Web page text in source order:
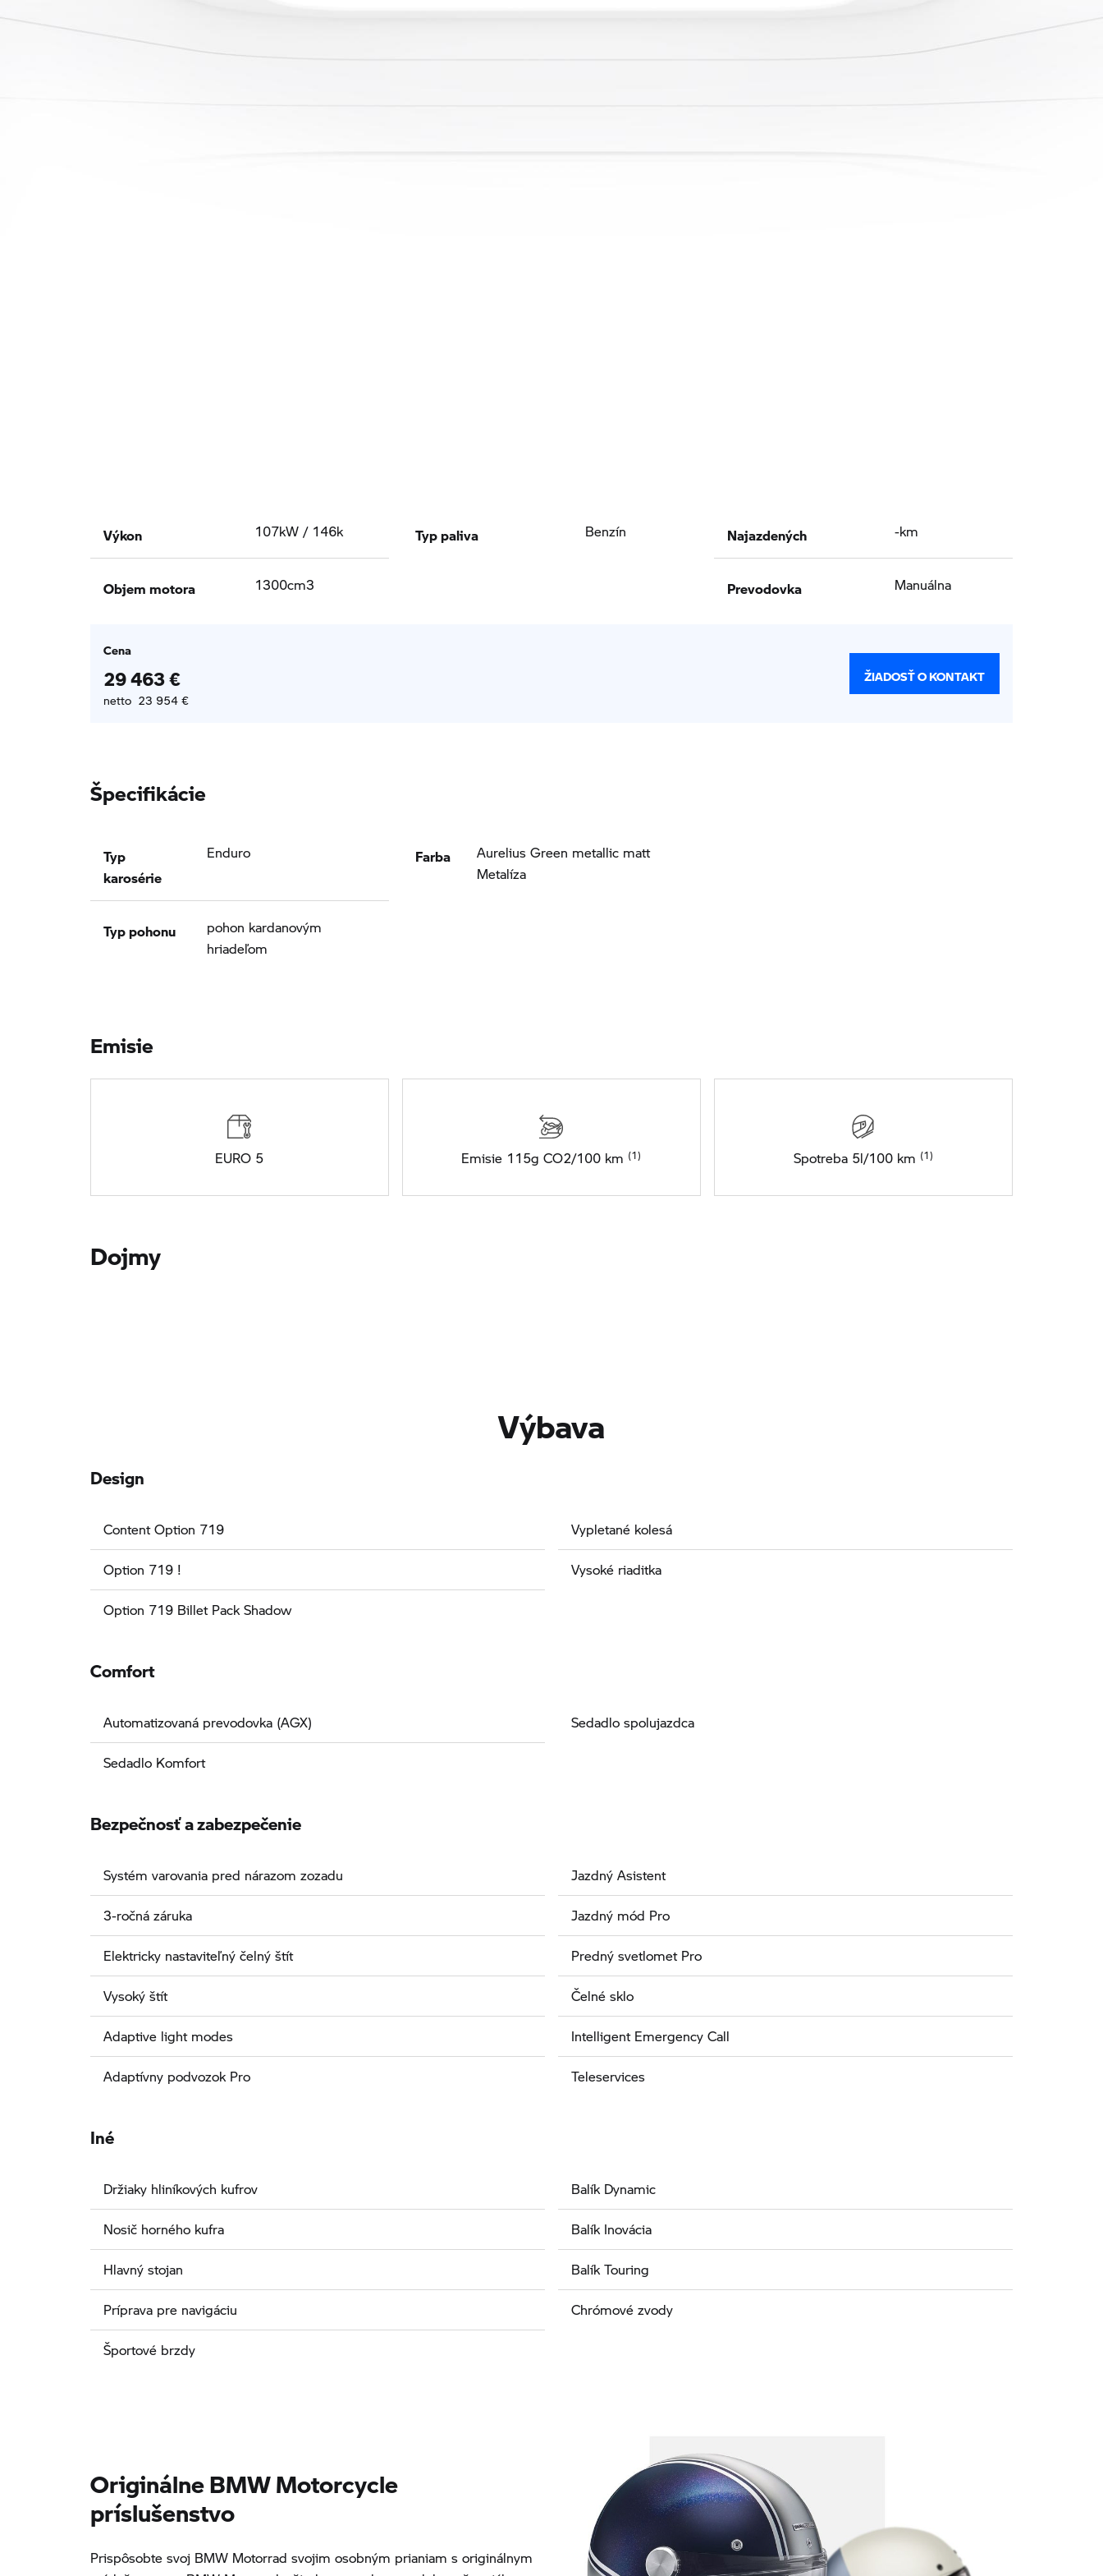
Výkon 107kW / 146k
Objem motora 1300cm3
Typ paliva Benzín Najazdených -km
Prevodovka Manuálna
Cena
29 463 €
netto 23 954 €
ŽIADOSŤ O KONTAKT
Špecifikácie
Typ
karosérie
Enduro
Typ pohonu
pohon kardanovým
hriadeľom
Farba
Aurelius Green metallic matt
Metalíza
Emisie
EURO 5 Emisie 115g CO2/100 km Spotreba 5l/100 km
Dojmy
Výbava
Design
Content Option 719
Option 719 !
Option 719 Billet Pack Shadow
Vypletané kolesá
Vysoké riaditka
Comfort
Automatizovaná prevodovka (AGX)
Sedadlo Komfort
Sedadlo spolujazdca
Bezpečnosť a zabezpečenie
Systém varovania pred nárazom zozadu
3-ročná záruka
Elektricky nastaviteľný čelný štít
Vysoký štít
Adaptive light modes
Adaptívny podvozok Pro
Jazdný Asistent
Jazdný mód Pro
Predný svetlomet Pro
Čelné sklo
Intelligent Emergency Call
Teleservices
Iné
Držiaky hliníkových kufrov
Nosič horného kufra
Hlavný stojan
Príprava pre navigáciu
Športové brzdy
Balík Dynamic
Balík Inovácia
Balík Touring
Chrómové zvody
Originálne BMW Motorcycle
príslušenstvo
Prispôsobte svoj BMW Motorrad svojim osobným prianiam s originálnym